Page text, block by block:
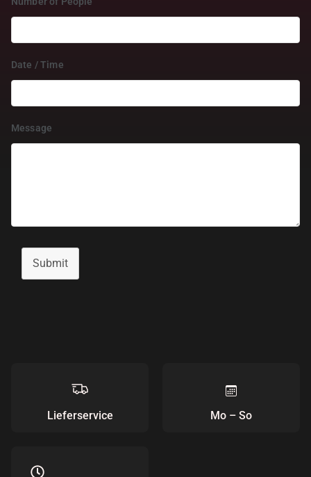
Date / Time
Message
Submit
Lieferservice Mo – So